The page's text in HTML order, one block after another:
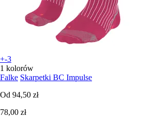
+-3
1 kolorów
Falke Skarpetki BC Impulse
Od 94,50 zł
78,00 zł